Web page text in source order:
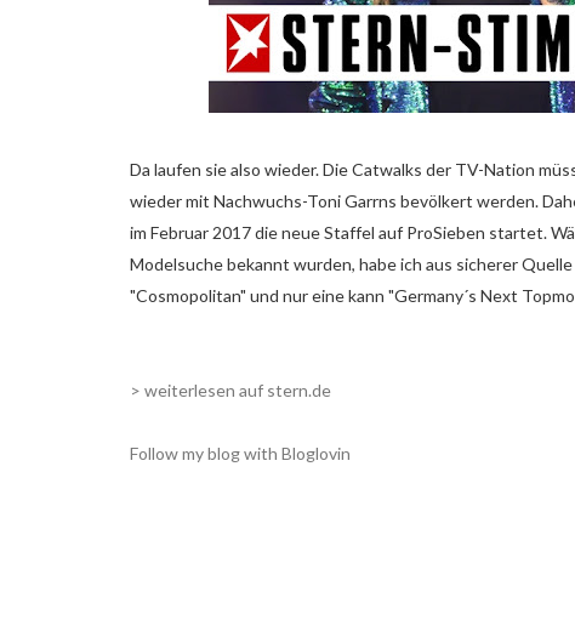
Da laufen sie also wieder. Die Catwalks der TV-Nation
wieder mit Nachwuchs-Toni Garrns bevölkert werden.
im Februar 2017 die neue Staffel auf ProSieben startet.
Modelsuche bekannt wurden, habe ich aus sicherer
"Cosmopolitan" und nur eine kann "Germany´s Next
> weiterlesen auf stern.de
Follow my blog with Bloglovin